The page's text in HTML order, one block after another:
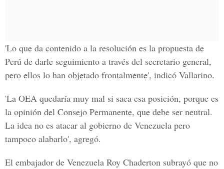
'Lo que da contenido a la resolución es la propuesta de
Perú de darle seguimiento a través del secretario general,
pero ellos lo han objetado frontalmente', indicó Vallarino.
'La OEA quedaría muy mal si saca esa posición, porque es
la opinión del Consejo Permanente, que debe ser neutral.
La idea no es atacar al gobierno de Venezuela pero
tampoco alabarlo', agregó.
El embajador de Venezuela Roy Chaderton subrayó que no